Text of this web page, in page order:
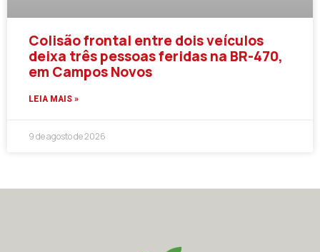
Colisão frontal entre dois veículos
deixa três pessoas feridas na BR-470,
em Campos Novos
LEIA MAIS »
9 de agosto de 2026